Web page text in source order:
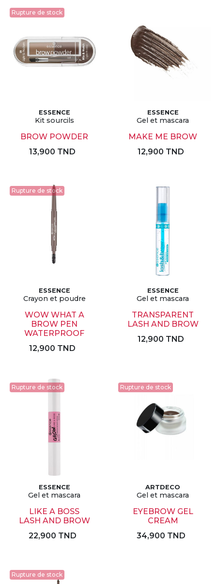
Rupture de stock
ESSENCE
Kit sourcils
BROW POWDER
13,900 TND
ESSENCE
Gel et mascara
MAKE ME BROW
12,900 TND
Rupture de stock
ESSENCE
Crayon et poudre
WOW WHAT A
BROW PEN
WATERPROOF
12,900 TND
ESSENCE
Gel et mascara
TRANSPARENT
LASH AND BROW
12,900 TND
Rupture de stock
ESSENCE
Gel et mascara
LIKE A BOSS
LASH AND BROW
22,900 TND
Rupture de stock
ARTDECO
Gel et mascara
EYEBROW GEL
CREAM
34,900 TND
Rupture de stock